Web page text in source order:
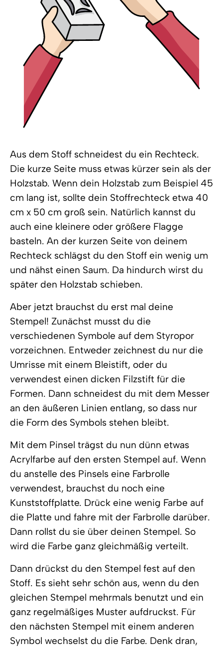
Aus dem Stoff schneidest du ein Rechteck.
Die kurze Seite muss etwas kürzer sein als der
Holzstab. Wenn dein Holzstab zum Beispiel 45
cm lang ist, sollte dein Stoffrechteck etwa 40
cm x 50 cm groß sein. Natürlich kannst du
auch eine kleinere oder größere Flagge
basteln. An der kurzen Seite von deinem
Rechteck schlägst du den Stoff ein wenig um
und nähst einen Saum. Da hindurch wirst du
später den Holzstab schieben.
Aber jetzt brauchst du erst mal deine
Stempel! Zunächst musst du die
verschiedenen Symbole auf dem Styropor
vorzeichnen. Entweder zeichnest du nur die
Umrisse mit einem Bleistift, oder du
verwendest einen dicken Filzstift für die
Formen. Dann schneidest du mit dem Messer
an den äußeren Linien entlang, so dass nur
die Form des Symbols stehen bleibt.
Mit dem Pinsel trägst du nun dünn etwas
Acrylfarbe auf den ersten Stempel auf. Wenn
du anstelle des Pinsels eine Farbrolle
verwendest, brauchst du noch eine
Kunststoffplatte. Drück eine wenig Farbe auf
die Platte und fahre mit der Farbrolle darüber.
Dann rollst du sie über deinen Stempel. So
wird die Farbe ganz gleichmäßig verteilt.
Dann drückst du den Stempel fest auf den
Stoff. Es sieht sehr schön aus, wenn du den
gleichen Stempel mehrmals benutzt und ein
ganz regelmäßiges Muster aufdruckst. Für
den nächsten Stempel mit einem anderen
Symbol wechselst du die Farbe. Denk dran,